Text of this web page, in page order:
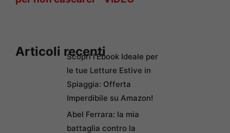
Articoli recentiScopri l’Ebook Ideale per
le tue Letture Estive in
Spiaggia: Offerta
Imperdibile su Amazon!
Abel Ferrara: la mia
battaglia contro la